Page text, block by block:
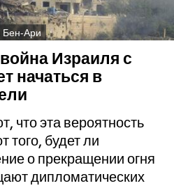
Бен-Ари
Израиля с
начаться в
что эта вероятность
того, будет ли
о прекращении огня
дипломатических